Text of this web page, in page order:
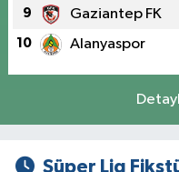
9 Gaziantep FK
10 Alanyaspor
Süper Lig